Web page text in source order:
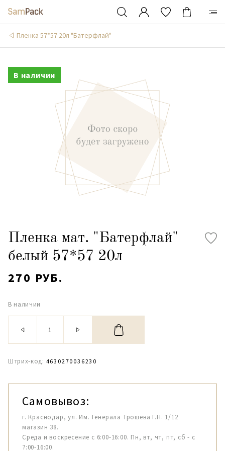
Пленка 57*57 20л "Батерфлай"
В наличии
Пленка мат. "Батерфлай"
белый 57*57 20л
270 РУБ.
В наличии
Штрих-код: 4630270036230
Самовывоз:
г. Краснодар, ул. Им. Генерала Трошева Г.Н. 1/12
магазин 38.
Среда и воскресение с 6:00-16:00. Пн, вт, чт, пт, сб - с
7:00-16:00.